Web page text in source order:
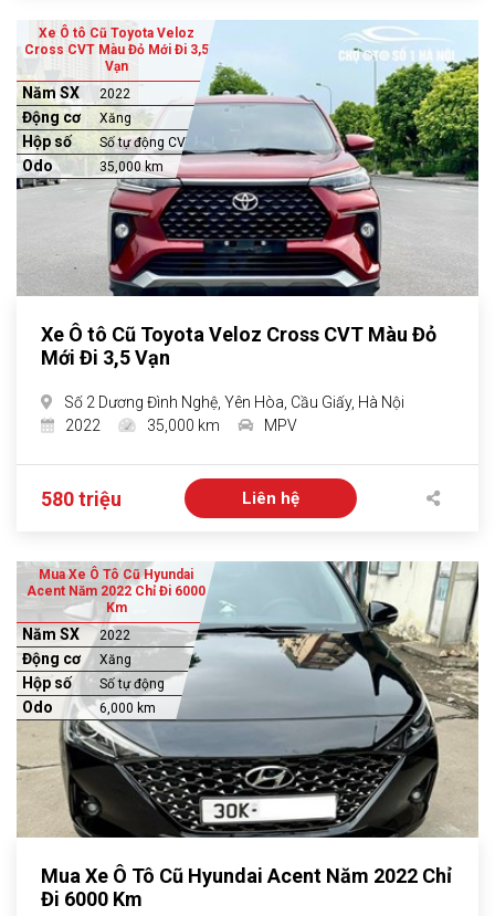
Xe Ô tô Cũ Toyota Veloz
Cross CVT Màu Đỏ Mới Đi 3,5
Vạn
Năm SX 2022
Động cơ Xăng
Hộp số Số tự động CVT
Odo 35,000 km
Xe Ô tô Cũ Toyota Veloz Cross CVT Màu Đỏ
Mới Đi 3,5 Vạn
Số 2 Dương Đình Nghệ, Yên Hòa, Cầu Giấy, Hà Nội
2022
35,000 km MPV
580 triệu Liên hệ
Mua Xe Ô Tô Cũ Hyundai
Acent Năm 2022 Chỉ Đi 6000
Km
Năm SX 2022
Động cơ Xăng
Hộp số Số tự động
Odo 6,000 km
Mua Xe Ô Tô Cũ Hyundai Acent Năm 2022 Chỉ
Đi 6000 Km